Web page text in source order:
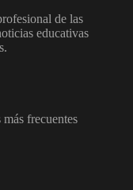
de las
educativas
frecuentes